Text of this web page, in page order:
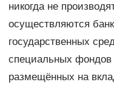
никогда не
осуществляются
государственных
специальных фондов
размещённых на